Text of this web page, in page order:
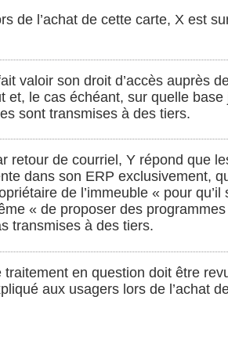
de l’achat de cette carte, X est
valoir son droit d’accès auprès
et, le cas échéant, sur quelle
sont transmises à des tiers.
retour de courriel, Y répond que
dans son ERP exclusivement,
de l’immeuble « pour
« de proposer des
transmises à des tiers.
traitement en question doit être
aux usagers lors de l’achat